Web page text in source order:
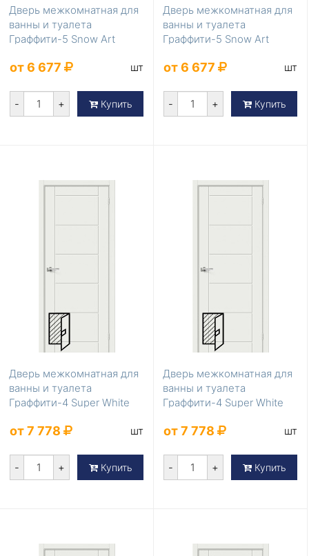
Дверь межкомнатная для
ванны и туалета
Граффити-5 Snow Art
от 6 677 шт
- + Купить
Дверь межкомнатная для
ванны и туалета
Граффити-5 Snow Art
от 6 677 шт
- + Купить
Дверь межкомнатная для
ванны и туалета
Граффити-4 Super White
от 7 778 шт
- + Купить
Дверь межкомнатная для
ванны и туалета
Граффити-4 Super White
от 7 778 шт
- + Купить